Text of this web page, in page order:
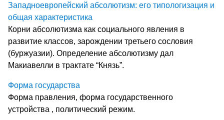
Западноевропейский абсолютизм: его типологизация и
общая характеристика
Корни абсолютизма как социального явления в
развитие классов, зарождении третьего сословия
(буржуазии). Определение абсолютизму дал
Макиавелли в трактате “Князь”.
Форма государства
Форма правления, форма государственного
устройства , политический режим.